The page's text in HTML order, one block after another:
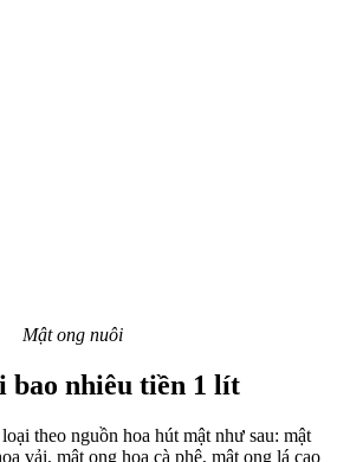
Mật ong nuôi
bao nhiêu tiền 1 lít
theo nguồn hoa hút mật như sau: mật
vải, mật ong hoa cà phê, mật ong lá cao